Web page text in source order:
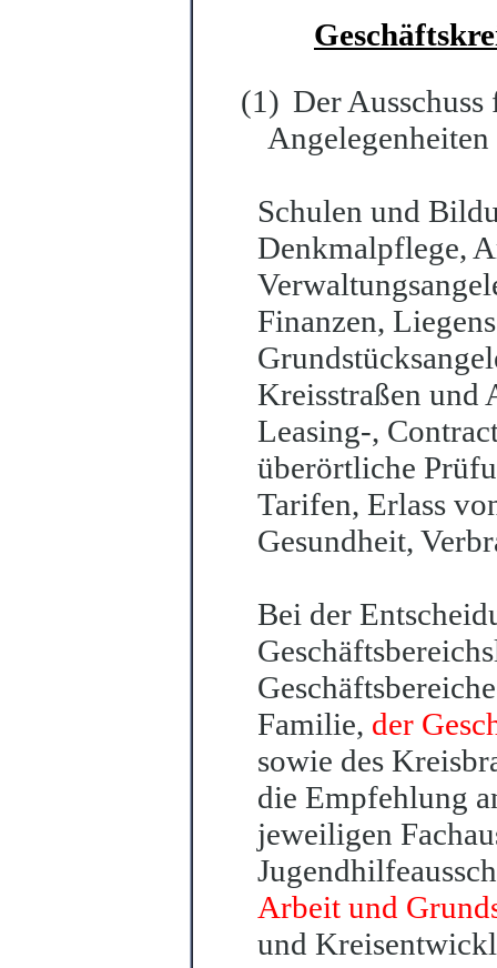
(1) Der
Schulen und
Denkmalpflege,
Finanzen,
Kreisstraßen und
Leasing-,
überörtliche
Tarifen, Erlass
Gesundheit,
Bei der
Familie, der
sowie des
die Empfehlung
jeweiligen
Arbeit und
und